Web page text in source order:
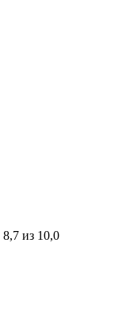
8,7 из 10,0